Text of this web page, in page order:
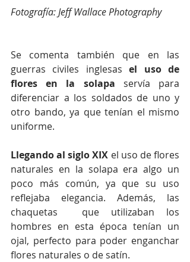
Fotografía: Jeff Wallace Photography
Se comenta también que en las
guerras civiles inglesas el uso de
flores en la solapa servía para
diferenciar a los soldados de uno y
otro bando, ya que tenían el mismo
uniforme.
Llegando al siglo XIX el uso de flores
naturales en la solapa era algo un
poco más común, ya que su uso
reflejaba elegancia. Además, las
chaquetas  que utilizaban los
hombres en esta época tenían un
ojal, perfecto para poder enganchar
flores naturales o de satín.